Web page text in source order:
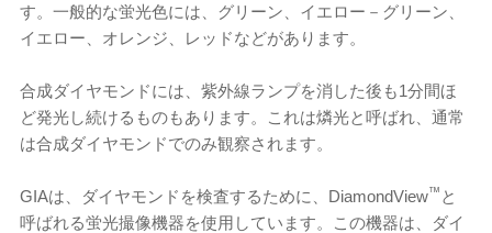
す。一般的な蛍光色には、グリーン、イエロー－グリーン、
イエロー、オレンジ、レッドなどがあります。
合成ダイヤモンドには、紫外線ランプを消した後も1分間ほ
ど発光し続けるものもあります。これは燐光と呼ばれ、通常
は合成ダイヤモンドでのみ観察されます。
GIAは、ダイヤモンドを検査するために、DiamondView™ と
呼ばれる蛍光撮像機器を使用しています。この機器は、ダイ